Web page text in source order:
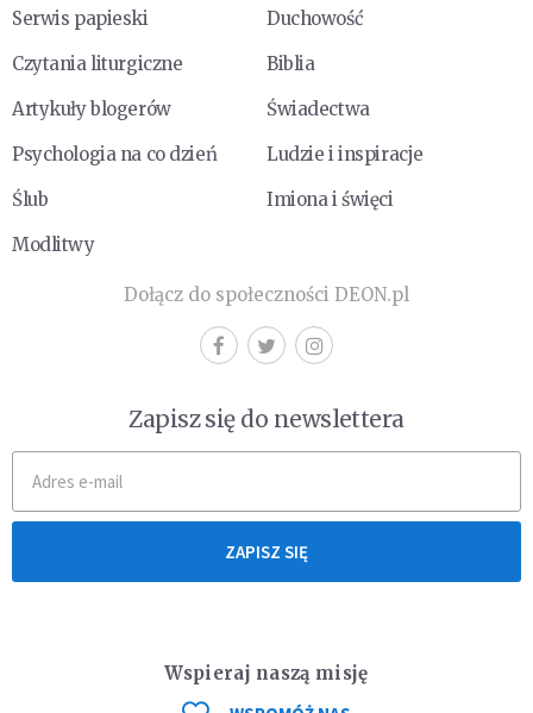
Serwis papieski
Duchowość
Czytania liturgiczne
Biblia
Artykuły blogerów
Świadectwa
Psychologia na co dzień
Ludzie i inspiracje
Ślub
Imiona i święci
Modlitwy
Dołącz do społeczności DEON.pl
Zapisz się do newslettera
ZAPISZ SIĘ
Wspieraj naszą misję